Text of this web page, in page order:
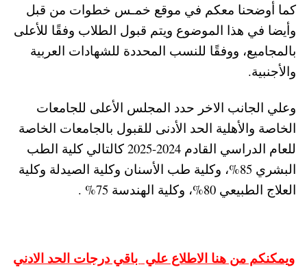
كما أوضحنا معكم في موقع خمـس خطوات من قبل
وأيضا في هذا الموضوع ويتم قبول الطلاب وفقًا للأعلى
بالمجاميع، ووفقًا للنسب المحددة للشهادات العربية
والأجنبية.
وعلي الجانب الاخر حدد المجلس الأعلى للجامعات
الخاصة والأهلية الحد الأدنى للقبول بالجامعات الخاصة
للعام الدراسي القادم 2024-2025 كالتالي كلية الطب
البشري 85%، وكلية طب الأسنان وكلية الصيدلة وكلية
العلاج الطبيعي 80%، وكلية الهندسة 75% .
ويمكنكم من هنا الاطلاع علي باقي درجات الحد الادني